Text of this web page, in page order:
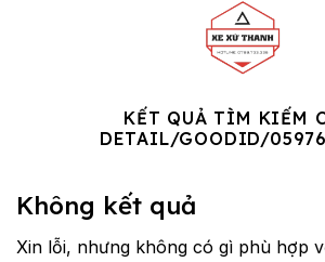
KẾT QUẢ TÌM KIẾM
DETAIL/GOODID/
Không kết quả
Xin lỗi, nhưng không có gì phù hợp